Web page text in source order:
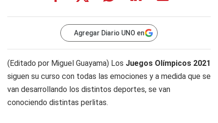
Agregar Diario UNO en
(Editado por Miguel Guayama) Los Juegos Olímpicos 2021
siguen su curso con todas las emociones y a medida que se
van desarrollando los distintos deportes, se van
conociendo distintas perlitas.